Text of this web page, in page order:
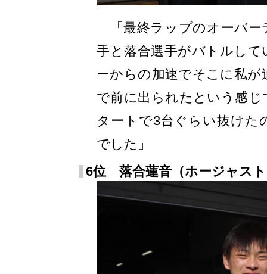
「最終ラップのオーバー
手と落合選手がバトルし
ーからの加速でそこに私
で前に出られたという感
タートで3台ぐらい抜けた
でした」
6位 落合蓮音（ホージャス